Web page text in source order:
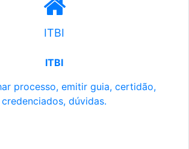
ITBI
ITBI
processo, emitir guia, certidão,
credenciados, dúvidas.